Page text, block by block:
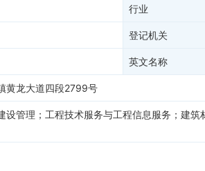
行业
登记机关
英文名称
黄龙大道四段2799号
设管理；工程技术服务与工程信息服务；建